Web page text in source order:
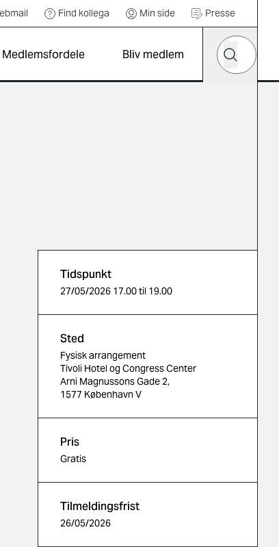
Find kollega Min side Presse
Medlemsfordele Bliv medlem
Hvad leder
Søg
Tidspunkt
27/05/2026 17.00 til 19.00
Sted
Fysisk arrangement
Tivoli Hotel og Congress Center
Arni Magnussons Gade 2,
1577 København V
Pris
Gratis
Tilmeldingsfrist
26/05/2026